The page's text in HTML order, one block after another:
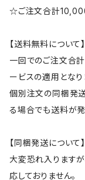
☆ご注文合計
【送料無料について】
一回でのご注文合
ービスの適用となり
個別注文の同梱発
る場合でも送料が発
【同梱発送について】
大変恐れ入ります
応しておりません。